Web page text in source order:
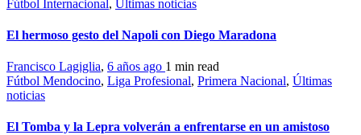
Fútbol Internacional, Últimas noticias
El hermoso gesto del Napoli con Diego Maradona
Francisco Lagiglia, 6 años ago 1 min read
Fútbol Mendocino, Liga Profesional, Primera Nacional, Últimas
noticias
El Tomba y la Lepra volverán a enfrentarse en un amistoso